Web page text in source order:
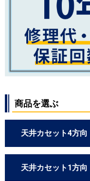
商品を選ぶ
天井カセット4方向
天井カセット1方向